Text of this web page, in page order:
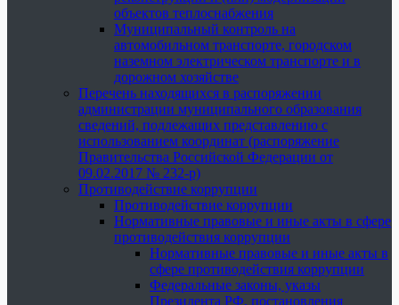
объектов теплоснабжения
Муниципальный контроль на
автомобильном транспорте, городском
наземном электрическом транспорте и в
дорожном хозяйстве
Перечень находящихся в распоряжении
администрации муниципального образования
сведений, подлежащих представлению с
использованием координат (распоряжение
Правительства Российской Федерации от
09.02.2017 № 232-р)
Противодействие коррупции
Противодействие коррупции
Нормативные правовые и иные акты в сфере
противодействия коррупции
Нормативные правовые и иные акты в
сфере противодействия коррупции
Федеральные законы, указы
Президента РФ, постановления